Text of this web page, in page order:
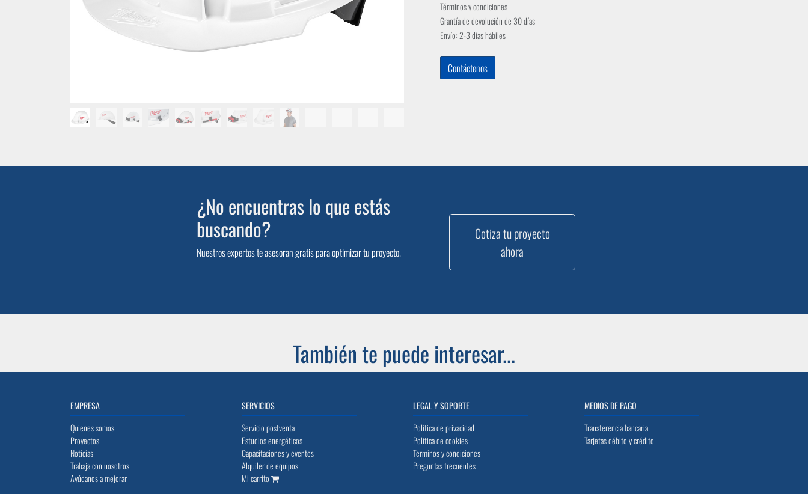
Términos y condiciones
Grantía de devolución de 30 días
Envío: 2-3 días hábiles
Contáctenos
¿No encuentras lo que estás
buscando?
Nuestros expertos te asesoran gratis para optimizar tu proyecto.
Cotiza tu proyecto
ahora
También te puede interesar...
EMPRESA
Quienes somos
Proyectos
Noticias
Trabaja con nosotros
Ayúdanos a mejorar
SERVICIOS
Servicio postventa
Estudios energéticos
Capacitaciones y eventos
Alquiler de equipos
Mi carrito
LEGAL Y SOPORTE
Política de privacidad
Política de cookies
Terminos y condiciones
Preguntas frecuentes
MEDIOS DE PAGO
Transferencia bancaria
Tarjetas débito y crédito